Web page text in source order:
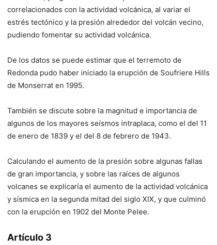
correlacionados con la actividad volcánica, al variar el
estrés tectónico y la presión alrededor del volcán vecino,
pudiendo fomentar su actividad volcánica.
De los datos se puede estimar que el terremoto de
Redonda pudo haber iniciado la erupción de Soufriere Hills
de Monserrat en 1995.
También se discute sobre la magnitud e importancia de
algunos de los mayores seísmos intraplaca, como el del 11
de enero de 1839 y el del 8 de febrero de 1943.
Calculando el aumento de la presión sobre algunas fallas
de gran importancia, y sobre las raíces de algunos
volcanes se explicaría el aumento de la actividad volcánica
y sísmica en la segunda mitad del siglo XIX, y que culminó
con la erupción en 1902 del Monte Pelee.
Artículo 3